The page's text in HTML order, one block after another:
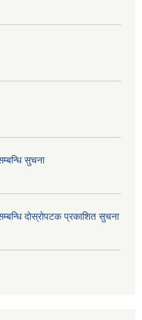
सुचना
दोस्रोपटक प्रकाशित सुचना